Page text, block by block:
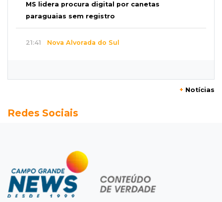
MS lidera procura digital por canetas
paraguaias sem registro
21:41 Nova Alvorada do Sul
Inter perde para o Corinthians mas avança às
Vitória goleia Athletico-PR por 4 a 0 e avança
às quartas da Copa do Brasil
+ Notícias
Redes Sociais